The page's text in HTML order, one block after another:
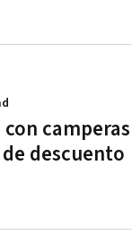
descuento